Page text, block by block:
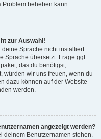
Problem beheben kann.
zur Auswahl!
Sprache nicht installiert
Sprache übersetzt. Frage ggf.
das du benötigst,
würden wir uns freuen, wenn du
dazu können auf der Website
werden.
angezeigt werden?
deinem Benutzernamen stehen.